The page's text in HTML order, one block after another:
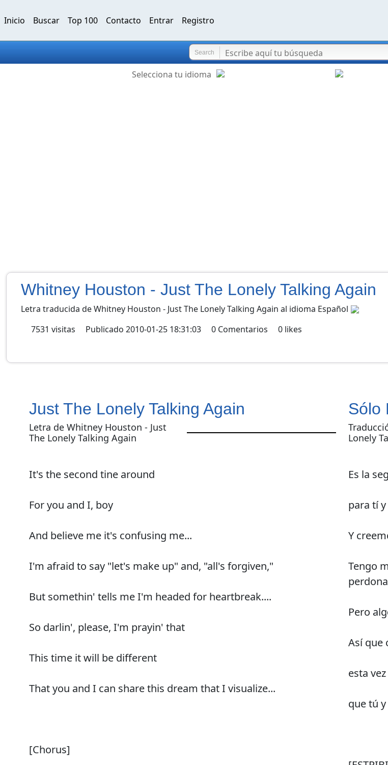
Inicio Buscar Top 100 Contacto Entrar Registro
Search
Selecciona tu idioma
Whitney Houston - Just The Lonely Talking Again
Letra traducida de Whitney Houston - Just The Lonely Talking Again al idioma Español
7531 visitas Publicado 2010-01-25 18:31:03 0 Comentarios 0 likes
Just The Lonely Talking Again
Letra de Whitney Houston - Just
The Lonely Talking Again
It's the second tine around
For you and I, boy
And believe me it's confusing me...
I'm afraid to say "let's make up" and, "all's forgiven,"
But somethin' tells me I'm headed for heartbreak....
So darlin', please, I'm prayin' that
This time it will be different
That you and I can share this dream that I visualize...
[Chorus]
Sólo
Lonely
Es la
para tí
Y
Tengo
Pero
Así que
esta
que tú